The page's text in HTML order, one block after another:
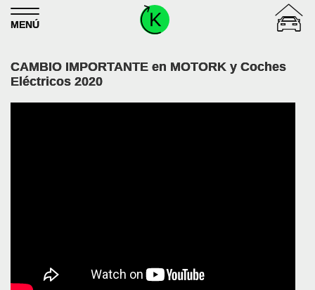
Skip to content
MENÚ
CAMBIO IMPORTANTE en MOTORK y Coches
Eléctricos 2020